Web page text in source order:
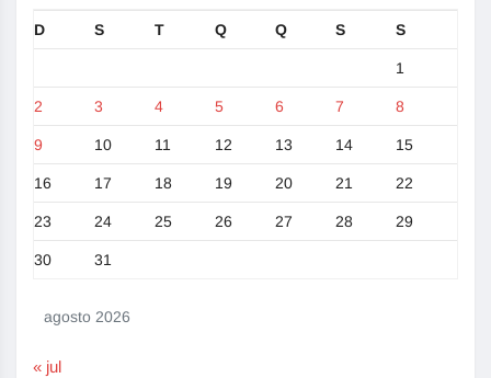
agosto 2026
D S T Q Q S S
1
2 3 4 5 6 7 8
9 10 11 12 13 14 15
16 17 18 19 20 21 22
23 24 25 26 27 28 29
30 31
« jul